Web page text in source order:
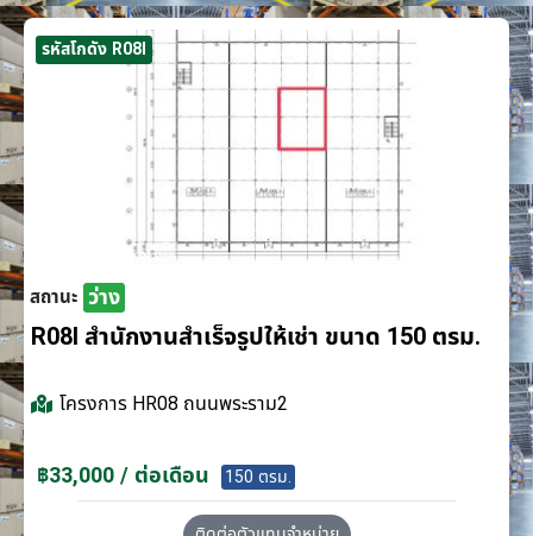
รหัสโกดัง R08I
สถานะ ว่าง
R08I สำนักงานสำเร็จรูปให้เช่า ขนาด 150 ตรม.
โครงการ HR08 ถนนพระราม2
฿33,000 / ต่อเดือน 150 ตรม.